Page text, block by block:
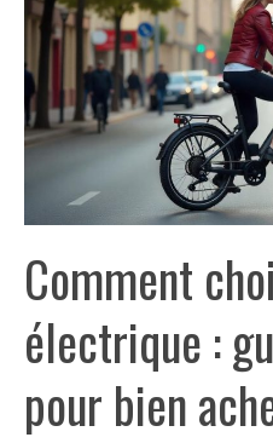
Comment
électrique :
pour bien